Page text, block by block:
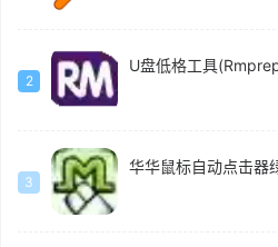
2
3
华华鼠标自动点击器